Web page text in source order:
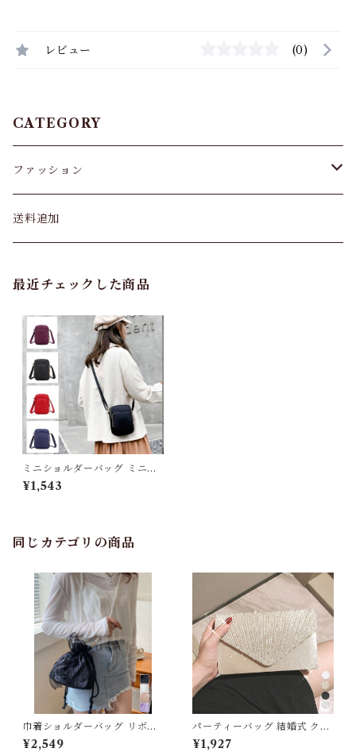
レビュー (0)
CATEGORY
ファッション
パンツ&スカート
バッグ
カーディガン
パンプス・サンダル
女性下着・靴下
着圧ソックス
スキニー・レギンス
男性下着
送料追加
最近チェックした商品
ミニショルダーバッグ ミニポ
シェット軽量
¥1,543
同じカテゴリの商品
巾着ショルダーバッグ リボン
付き 結婚式
¥2,549
パーティーバッグ 結婚式 クラ
ッチバッグ
¥1,927